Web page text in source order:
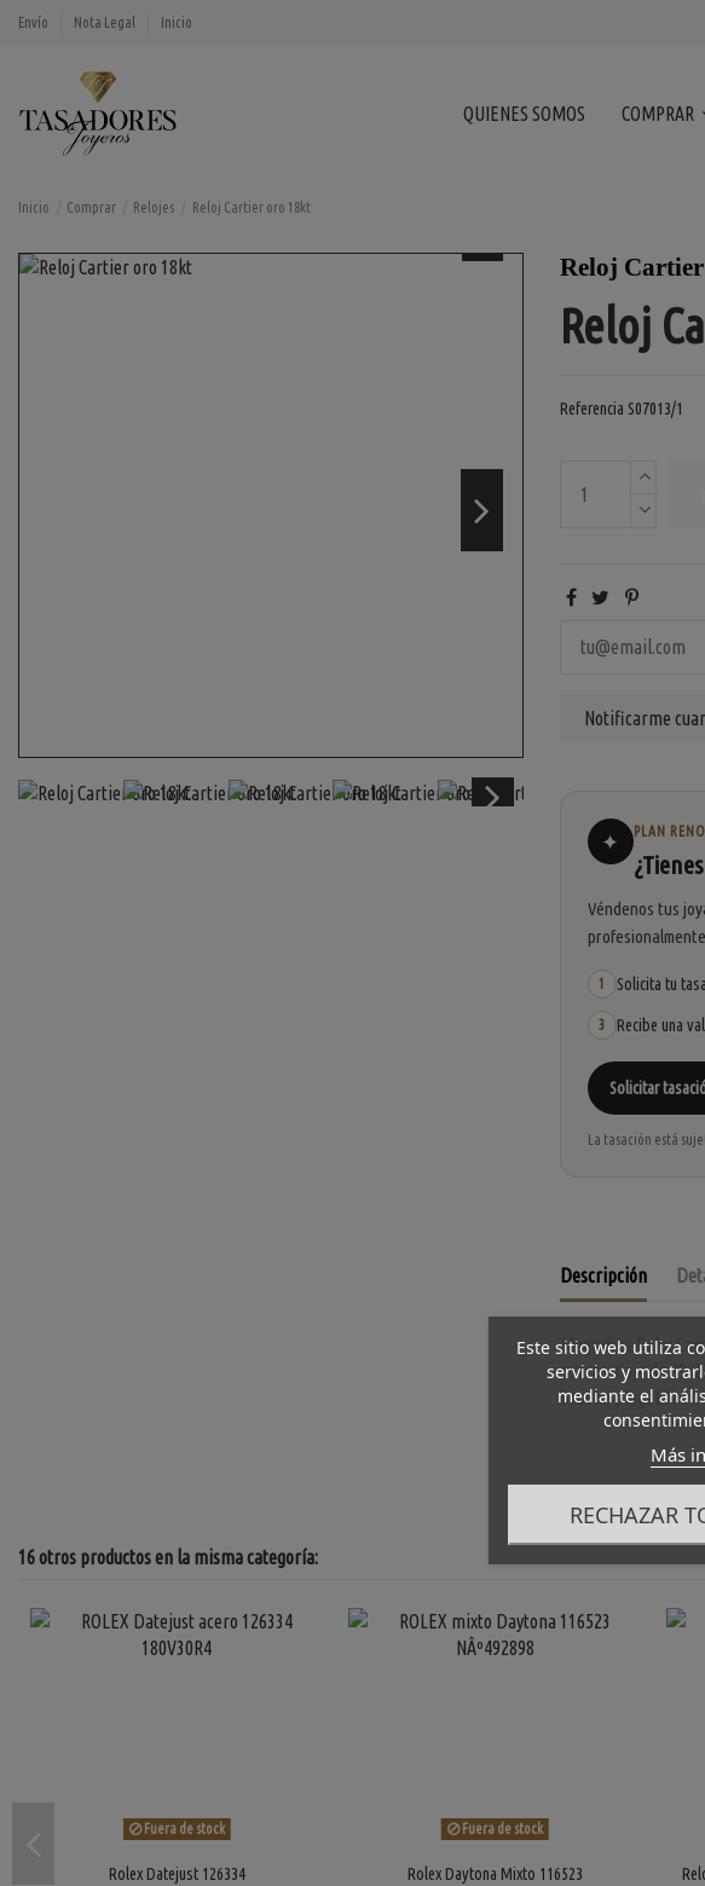
Envío Nota Legal Inicio
QUIENES SOMOS COMPRAR
Inicio Comprar Relojes Reloj Cartier oro 18kt
Reloj
Reloj
Referencia S07013/1
✦ PLAN
Véndenos tus
1 Solicita tu
3 Recibe una
Solicitar
La tasación está
Descripción
Magnifico Reloj
cuarzo. Caja de
broche plegable en
16 otros productos en la misma categoría:
Fuera de stock
Rolex Datejust 126334
Fuera de stock
Rolex Daytona Mixto 116523
Este sitio web utiliza
servicios y
mediante el
Más
RECHAZAR